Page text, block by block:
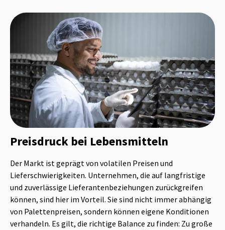
Preisdruck bei Lebensmitteln
Der Markt ist geprägt von volatilen Preisen und
Lieferschwierigkeiten. Unternehmen, die auf langfristige
und zuverlässige Lieferantenbeziehungen zurückgreifen
können, sind hier im Vorteil. Sie sind nicht immer abhängig
von Palettenpreisen, sondern können eigene Konditionen
verhandeln. Es gilt, die richtige Balance zu finden: Zu große